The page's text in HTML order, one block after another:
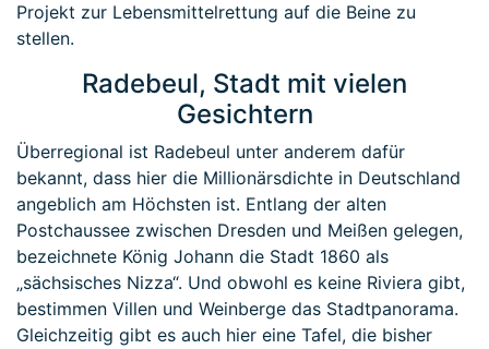
Projekt zur Lebensmittelrettung auf die Beine zu
stellen.
Radebeul, Stadt mit vielen
Gesichtern
Überregional ist Radebeul unter anderem dafür
bekannt, dass hier die Millionärsdichte in Deutschland
angeblich am Höchsten ist. Entlang der alten
Postchaussee zwischen Dresden und Meißen gelegen,
bezeichnete König Johann die Stadt 1860 als
„sächsisches Nizza“. Und obwohl es keine Riviera gibt,
bestimmen Villen und Weinberge das Stadtpanorama.
Gleichzeitig gibt es auch hier eine Tafel, die bisher